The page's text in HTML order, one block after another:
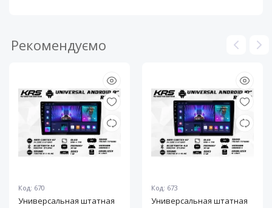
Рекомендуємо
Код: 670
Универсальная штатная
Код: 673
Универсальная штатная